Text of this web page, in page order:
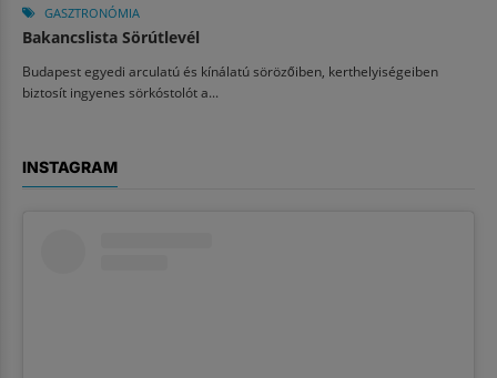
GASZTRONÓMIA
Bakancslista Sörútlevél
Budapest egyedi arculatú és kínálatú sörözőiben, kerthelyiségeiben
biztosít ingyenes sörkóstolót a...
INSTAGRAM